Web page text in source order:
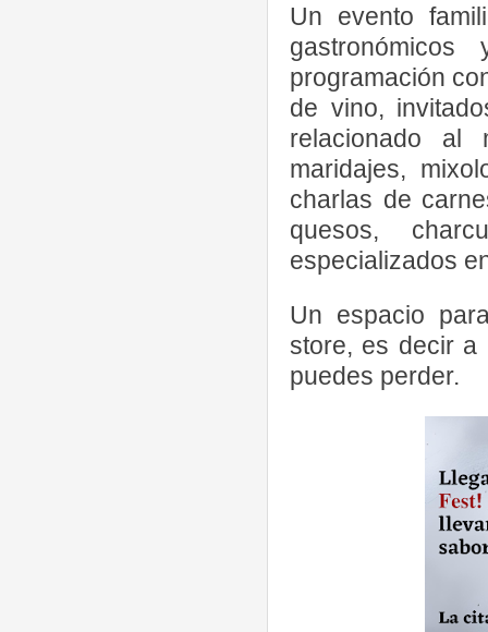
Un evento
programación
de vino,
relacionado al
maridajes,
charlas de
quesos,
especializados
Un espacio
store, es decir a
puedes perder.